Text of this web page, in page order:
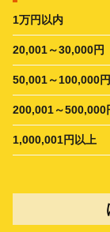
1万円以内
20,001～30,000円
50,001～100,000円
200,001～500,000
1,000,001円以上